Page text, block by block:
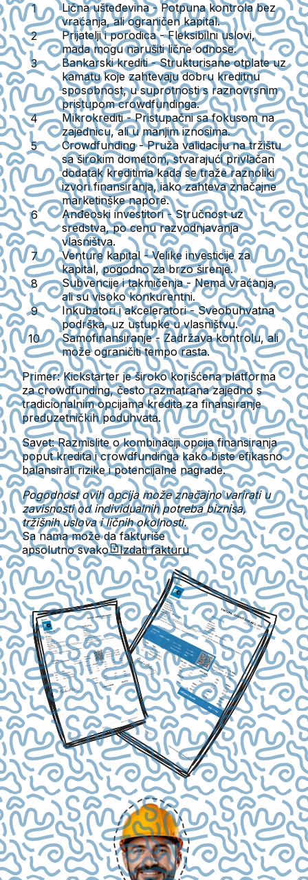
Lična ušteđevina- Potpuna kontrola bez
vraćanja, ali ograničen kapital.
Prijatelji i porodica- Fleksibilni uslovi,
mada mogu narušiti lične odnose.
Bankarski krediti- Strukturisane otplate uz
kamatu koje zahtevaju dobru kreditnu
sposobnost, u suprotnosti s raznovrsnim
pristupom crowdfundinga.
Mikrokrediti- Pristupačni sa fokusom na
zajednicu, ali u manjim iznosima.
Crowdfunding- Pruža validaciju na tržištu
sa širokim dometom, stvarajući privlačan
dodatak kreditima kada se traže raznoliki
izvori finansiranja, iako zahteva značajne
marketinške napore.
Anđeoski investitori- Stručnost uz
sredstva, po cenu razvodnjavanja
vlasništva.
Venture kapital- Velike investicije za
kapital, pogodno za brzo širenje.
Subvencije i takmičenja- Nema vraćanja,
ali su visoko konkurentni.
Inkubatori i akceleratori- Sveobuhvatna
podrška, uz ustupke u vlasništvu.
Samofinansiranje- Zadržava kontrolu, ali
može ograničiti tempo rasta.
Primer:Kickstarter je široko korišćena platforma
za crowdfunding, često razmatrana zajedno s
tradicionalnim opcijama kredita za finansiranje
preduzetničkih poduhvata.
Savet:Razmislite o kombinaciji opcija finansiranja
poput kredita i crowdfundinga kako biste efikasno
balansirali rizike i potencijalne nagrade.
Pogodnost ovih opcija može značajno varirati u
zavisnosti od individualnih potreba biznisa,
tržišnih uslova i ličnih okolnosti.
Sa nama može da fakturiše
apsolutno svako
Izdati fakturu